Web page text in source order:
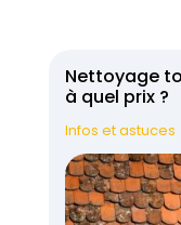
Nettoyage
à quel prix ?
Infos et astuces